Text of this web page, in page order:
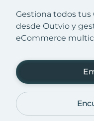
Gestiona todos tus
desde Outvio y
eCommerce